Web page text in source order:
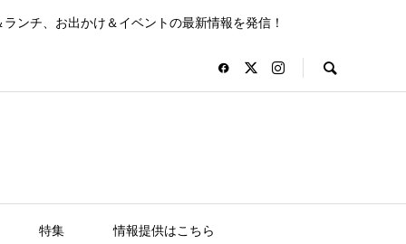
ンチ、お出かけ＆イベントの最新情報を発信！
特集 情報提供はこちら